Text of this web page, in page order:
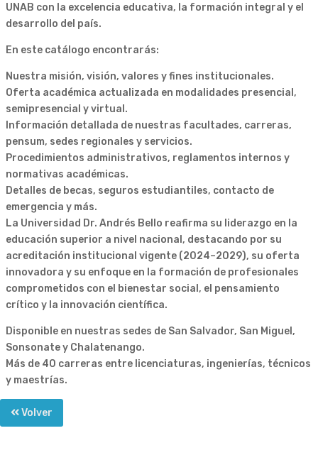
UNAB con la excelencia educativa, la formación integral y el
desarrollo del país.
En este catálogo encontrarás:
Nuestra misión, visión, valores y fines institucionales.
Oferta académica actualizada en modalidades presencial,
semipresencial y virtual.
Información detallada de nuestras facultades, carreras,
pensum, sedes regionales y servicios.
Procedimientos administrativos, reglamentos internos y
normativas académicas.
Detalles de becas, seguros estudiantiles, contacto de
emergencia y más.
La Universidad Dr. Andrés Bello reafirma su liderazgo en la
educación superior a nivel nacional, destacando por su
acreditación institucional vigente (2024–2029), su oferta
innovadora y su enfoque en la formación de profesionales
comprometidos con el bienestar social, el pensamiento
crítico y la innovación científica.
Disponible en nuestras sedes de San Salvador, San Miguel,
Sonsonate y Chalatenango.
Más de 40 carreras entre licenciaturas, ingenierías, técnicos
y maestrías.
Volver